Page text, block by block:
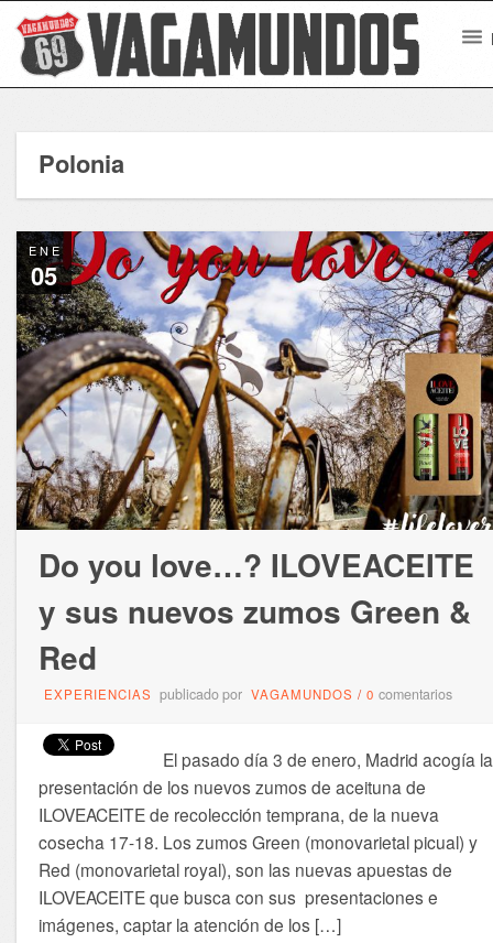
Polonia
ENE
05
Do you love…? ILOVEACEITE
y sus nuevos zumos Green &
Red
EXPERIENCIAS publicado por VAGAMUNDOS / 0 comentarios
El pasado día 3 de enero, Madrid acogía la
presentación de los nuevos zumos de aceituna de
ILOVEACEITE de recolección temprana, de la nueva
cosecha 17-18. Los zumos Green (monovarietal picual) y
Red (monovarietal royal), son las nuevas apuestas de
ILOVEACEITE que busca con sus presentaciones e
imágenes, captar la atención de los […]